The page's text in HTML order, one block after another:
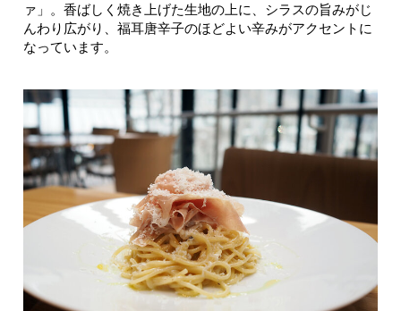
ァ」。香ばしく焼き上げた生地の上に、シラスの旨みがじ
んわり広がり、福耳唐辛子のほどよい辛みがアクセントに
なっています。